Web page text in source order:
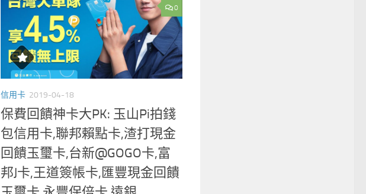
0
信用卡 2019-04-18
保費回饋神卡大PK: 玉山Pi拍錢
包信用卡,聯邦賴點卡,渣打現金
回饋玉璽卡,台新@GOGO卡,富
邦J卡,王道簽帳卡,匯豐現金回饋